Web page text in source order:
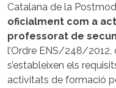
Catalana de la
oficialment com a
professorat de
l’Ordre ENS/248/2012,
s’estableixen els
activitats de formació